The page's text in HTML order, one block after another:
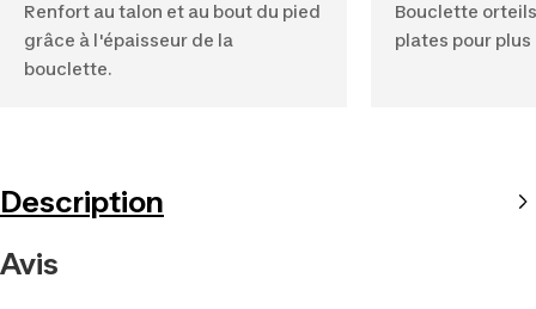
Renfort au talon et au bout du pied
grâce à l'épaisseur de la
bouclette.
Bouclette
plates pour
Description
Avis